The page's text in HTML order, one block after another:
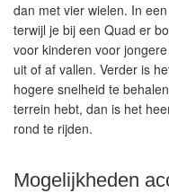
dan met vier wielen. In
terwijl je bij een Quad er
voor kinderen voor
uit of af vallen. Verder is
hogere snelheid te
terrein hebt, dan is het
rond te rijden.
Mogelijkheden